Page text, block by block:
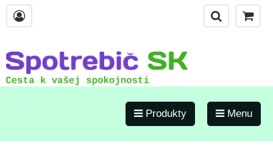
Produkty Menu